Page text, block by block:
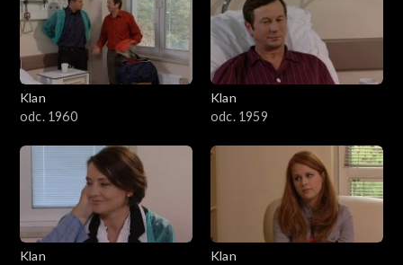
Klan
odc. 1960
Klan
odc. 1959
Klan
Klan